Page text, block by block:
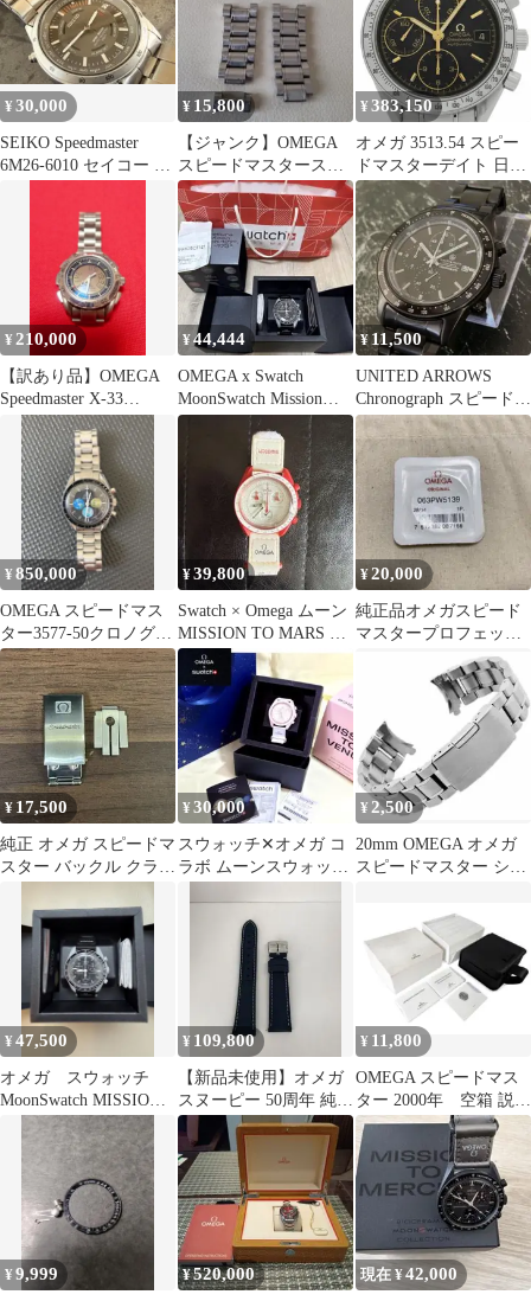
¥30,000
SEIKO Speedmaster
6M26-6010 セイコー 希
¥ 15,800
【ジャンク】OMEGA
スピードマスターステ
ンレス製 ブレスレット
¥ 383,150
オメガ 3513.54 スピー
ドマスターデイト 日本
限定 オーバーホール
済み
¥210,000
【訳あり品】OMEGA
Speedmaster X-33
3290.50
¥44,444
OMEGA x Swatch
MoonSwatch Mission
toMoon
¥11,500
UNITED ARROWS
Chronograph スピードマ
スター稼働
¥850,000
OMEGA スピードマス
ター3577-50クロノグラ
フ 手巻き時計
¥39,800
Swatch × Omega ムーン
MISSION TO MARS 電
池交換済
¥20,000
純正品オメガスピード
マスタープロフェッシ
063PW5139 未開封品
¥ 17,500
純正 オメガ スピードマ
スター バックル クラス
¥30,000
スウォッチ✕オメガ コ
ラボ ムーンスウォッチ
¥ 2,500
20mm OMEGA オメガ
スピードマスター シー
¥47,500
オメガ スウォッチ
MoonSwatch MISSION
MOON ムーン 新品
¥ 109,800
【新品未使用】オメガ
スヌーピー 50周年 純正
ベルト ピンバックル付
未通穴
¥ 11,800
OMEGA スピードマス
ター 2000年 空箱 説明
書 ケース
¥9,999 ¥520,000 現在 ¥42,000